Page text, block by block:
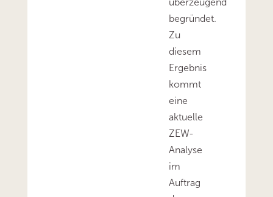
begründet.
Zu
diesem
Ergebnis
kommt
eine
aktuelle
ZEW-
Analyse
im
Auftrag